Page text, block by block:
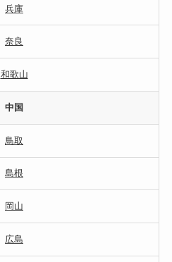
兵庫
奈良
和歌山
中国
鳥取
島根
岡山
広島